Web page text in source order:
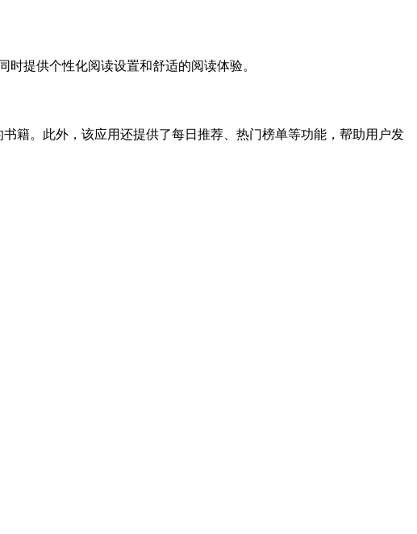
提供个性化阅读设置和舒适的阅读体验。
籍。此外，该应用还提供了每日推荐、热门榜单等功能，帮助用户发